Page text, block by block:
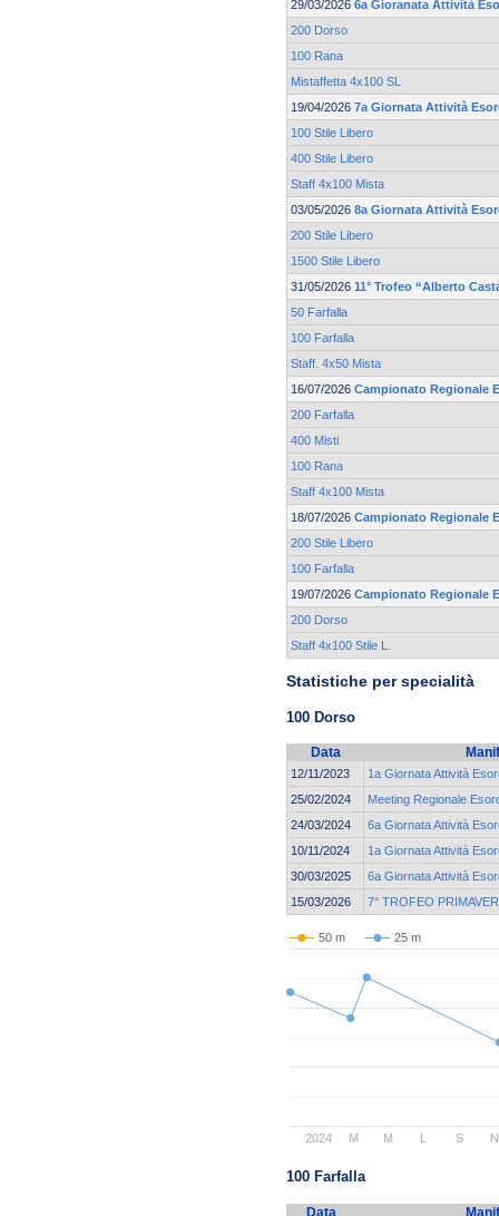
29/03/2026 6a Gioranata Attività
200 Dorso
100 Rana
Mistaffetta 4x100 SL
19/04/2026 7a Giornata Attività
100 Stile Libero
400 Stile Libero
Staff 4x100 Mista
03/05/2026 8a Giornata Attività
200 Stile Libero
1500 Stile Libero
31/05/2026 11° Trofeo “Alberto
50 Farfalla
100 Farfalla
Staff. 4x50 Mista
16/07/2026 Campionato Regionale
200 Farfalla
400 Misti
100 Rana
Staff 4x100 Mista
18/07/2026 Campionato Regionale
200 Stile Libero
100 Farfalla
19/07/2026 Campionato Regionale
200 Dorso
Staff 4x100 Stile L.
Statistiche per specialità
100 Dorso
Data
12/11/2023
1a Giornata Attività
25/02/2024
Meeting Regionale
24/03/2024
6a Giornata Attività
10/11/2024
1a Giornata Attività
30/03/2025
6a Giornata Attività
15/03/2026
7° TROFEO
50 m 25 m
2024 M M S N
100 Farfalla
Data